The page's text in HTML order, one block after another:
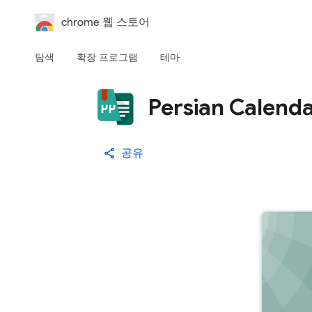
chrome 웹 스토어
탐색 확장 프로그램 테마
Persian
공유